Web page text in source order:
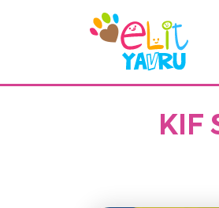
KIF